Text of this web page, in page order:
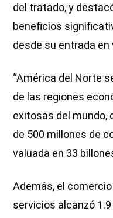
del tratado, y
beneficios
desde su entrada en
“América del Norte
de las regiones
exitosas del mundo,
de 500 millones de
valuada en 33
Además, el
servicios alcanzó